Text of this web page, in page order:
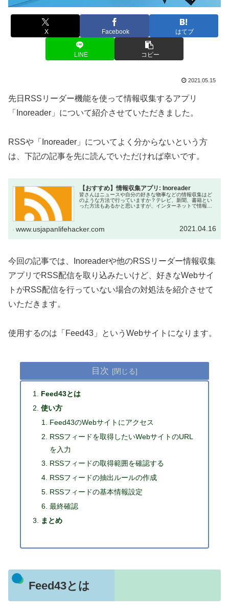
X Facebook はてブ
LINE コピー
2021.05.15
先日RSSリーダー機能を使って情報収集するアプリ
「Inoreader」について紹介させていただきました。
RSSや「Inoreader」についてよく分からないという方
は、下記の記事を先に読んでいただければ幸いです。
【おすすめ】情報収集アプリ: Inoreader
皆さんはニュースや自分の好きな物事などの情報収集はど
のような方法で行っていますか？テレビ、新聞、書籍とい
った方法もあるかと思いますが、インターネットで情報収
www.usjapanlifehacker.com 2021.04.16
今回の記事では、Inoreaderや他のRSSリーダー情報収集
アプリでRSS配信を取り込みたいけど、好きなWebサイ
トがRSS配信を行っていない場合の対処法を紹介させて
いただきます。
使用するのは「Feed43」というWebサイトになります。
目次
Feed43とは
使い方
Feed43のWebサイトにアクセス
RSSフィードを取得したいWebサイトのURL
を入力
RSSフィードの取得範囲を確認する
RSSフィードの抽出ルールの作成
RSSフィードの基本情報設定
最終確認
まとめ
Feed43とは